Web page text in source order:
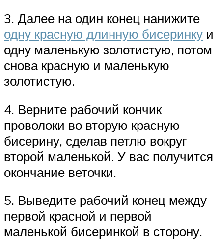
3. Далее на один конец нанижите
одну красную длинную бисеринку и
одну маленькую золотистую, потом
снова красную и маленькую
золотистую.
4. Верните рабочий кончик
проволоки во вторую красную
бисерину, сделав петлю вокруг
второй маленькой. У вас получится
окончание веточки.
5. Выведите рабочий конец между
первой красной и первой
маленькой бисеринкой в сторону.